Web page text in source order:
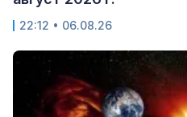
22:12 • 06.08.26